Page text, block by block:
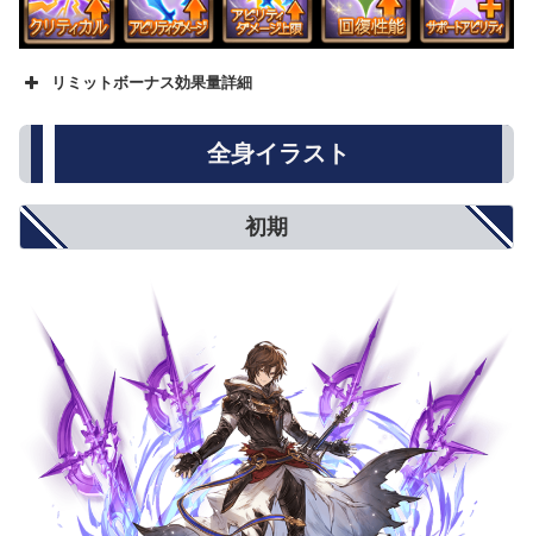
リミットボーナス効果量詳細
5%
HP
250 500
750
回復性能
10% 15%
20%
10%
アビリティダメージ上限
5% 8%
10%
オーバードライブ抑制
弱体成功率
5% 8%
属性攻撃
5% 8%
10%
属性軽減
2% 4%
5%
奥義ダメージ
10% 15%
20%
奥義ダメージ上限
5% 8%
10%
クリティカル確率
小(12%) 中(20%)
大(25%)
ダブルアタック確率
3% 5%
6%
トリプルアタック確率
2% 4%
5%
奥義ゲージ上昇量
5% 8%
10%
全身イラスト
初期